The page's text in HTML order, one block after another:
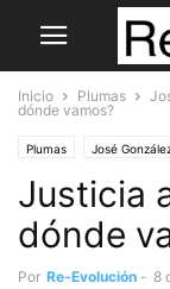
Inicio Plumas
dónde vamos?
Plumas José
Justicia
dónde
Por Re-Evolución - 8